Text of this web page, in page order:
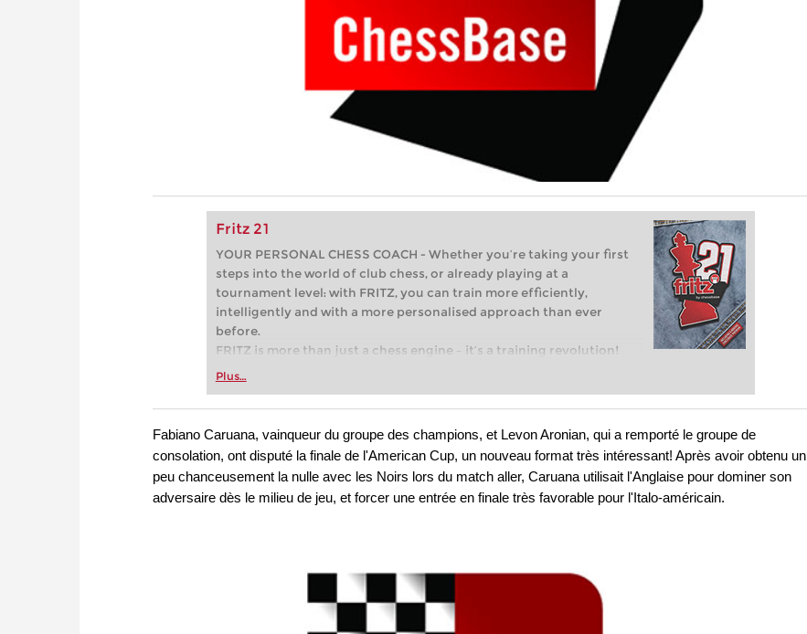
Fritz 21
YOUR PERSONAL CHESS COACH - Whether you’re taking your first
steps into the world of club chess, or already playing at a
tournament level: with FRITZ, you can train more efficiently,
intelligently and with a more personalised approach than ever
before.
FRITZ is more than just a chess engine – it’s a training revolution!
Whether you’re taking your first steps into the world of club chess,
more efficiently, intelligently and with a more personalised
approach than ever before.
* COMPETE AGAINST LEGENDS
* FRITZ is fun! BETTER CALCULATIONS – EVEN UNDER TIME
PRESSURE!
* STYLE SIMULATION AT THE HIGHEST LEVEL
Plus…
Fabiano Caruana, vainqueur du groupe des champions, et Levon Aronian, qui a remporté le groupe de
consolation, ont disputé la finale de l'American Cup, un nouveau format très intéressant! Après avoir obtenu un
peu chanceusement la nulle avec les Noirs lors du match aller, Caruana utilisait l'Anglaise pour dominer son
adversaire dès le milieu de jeu, et forcer une entrée en finale très favorable pour l'Italo-américain.